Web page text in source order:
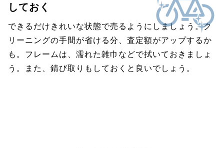
しておく
できるだけきれいな状態で売るようにしましょう。ク
リーニングの手間が省ける分、査定額がアップするか
も。フレームは、濡れた雑巾などで拭いておきましょ
う。また、錆び取りもしておくと良いでしょう。